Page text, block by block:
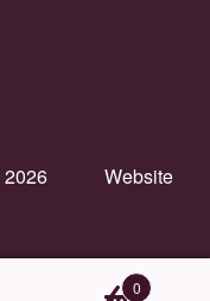
2026
Website
0